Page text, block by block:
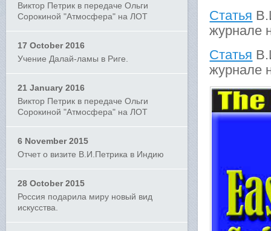
Виктор Петрик в передаче Ольги
Сорокиной "Атмосфера" на ЛОТ
17 October 2016
Учение Далай-ламы в Риге.
21 January 2016
Виктор Петрик в передаче Ольги
Сорокиной "Атмосфера" на ЛОТ
6 November 2015
Отчет о визите В.И.Петрика в Индию
28 October 2015
Россия подарила миру новый вид
искусства.
Статья
журнале
Статья
журнале